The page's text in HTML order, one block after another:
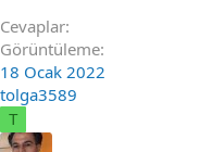
Cevaplar
Görüntüleme
18 Ocak 2022
tolga3589
T